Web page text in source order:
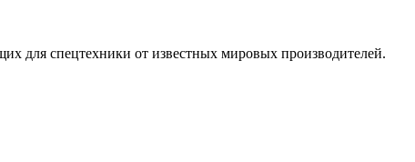
для спецтехники от известных мировых производителей.